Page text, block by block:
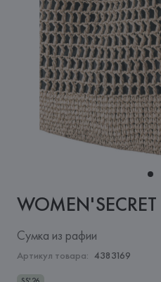
WOMEN'SECRET
Сумка из рафии
Артикул товара: 4383169